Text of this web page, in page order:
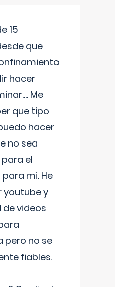
15
que
hacer
Me
que tipo
hacer
no sea
el
mi. He
youtube y
videos
pero no se
fiables.